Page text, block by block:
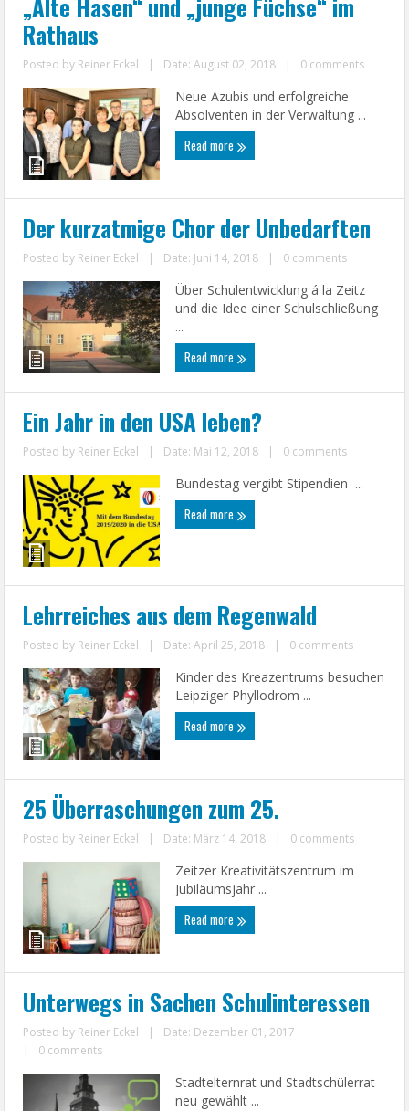
„Alte Hasen“ und „junge Füchse“ im
Rathaus
Posted by Reiner Eckel | Date: August 02, 2018 | 0 comments
Neue Azubis und erfolgreiche
Absolventen in der Verwaltung ...
Read more
Der kurzatmige Chor der Unbedarften
Posted by Reiner Eckel | Date: Juni 14, 2018 | 0 comments
Über Schulentwicklung á la Zeitz
und die Idee einer Schulschließung
...
Read more
Ein Jahr in den USA leben?
Posted by Reiner Eckel | Date: Mai 12, 2018 | 0 comments
Bundestag vergibt Stipendien ...
Read more
Lehrreiches aus dem Regenwald
Posted by Reiner Eckel | Date: April 25, 2018 | 0 comments
Kinder des Kreazentrums besuchen
Leipziger Phyllodrom ...
Read more
25 Überraschungen zum 25.
Posted by Reiner Eckel | Date: März 14, 2018 | 0 comments
Zeitzer Kreativitätszentrum im
Jubiläumsjahr ...
Read more
Unterwegs in Sachen Schulinteressen
Posted by Reiner Eckel |
Date: Dezember 01, 2017
|
0 comments
Stadtelternrat und Stadtschülerrat
neu gewählt ...